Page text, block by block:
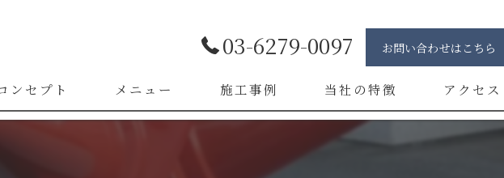
03-6279-0097 お問い合わせはこちら
ンセプト メニュー 施工事例 当社の特徴
LED照明
アクセス